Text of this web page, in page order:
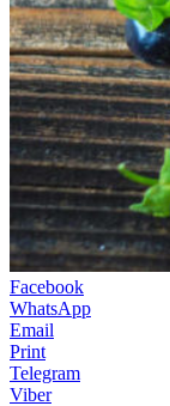
Facebook
WhatsApp
Email
Print
Telegram
Viber